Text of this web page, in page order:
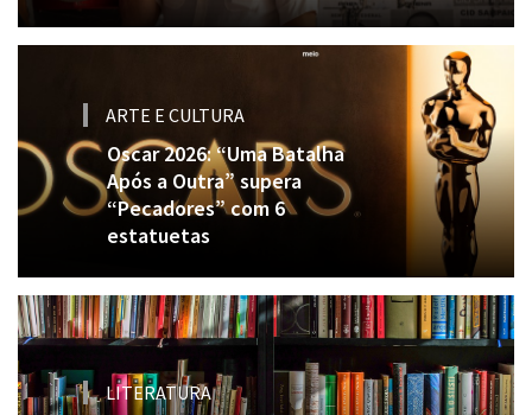
ARTE E CULTURA
Oscar 2026: “Uma Batalha
Após a Outra” supera
“Pecadores” com 6
estatuetas
LITERATURA